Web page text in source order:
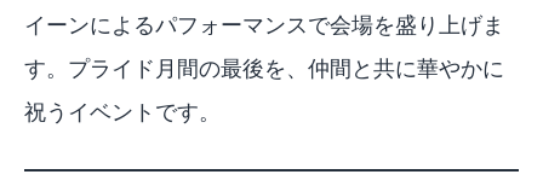
イーンによるパフォーマンスで会場を盛り上げま
す。プライド月間の最後を、仲間と共に華やかに
祝うイベントです。